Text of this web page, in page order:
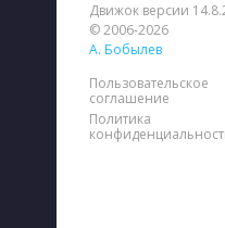
Движок версии
© 2006-2026
А. Бобылев
Пользовательское
соглашение
Политика